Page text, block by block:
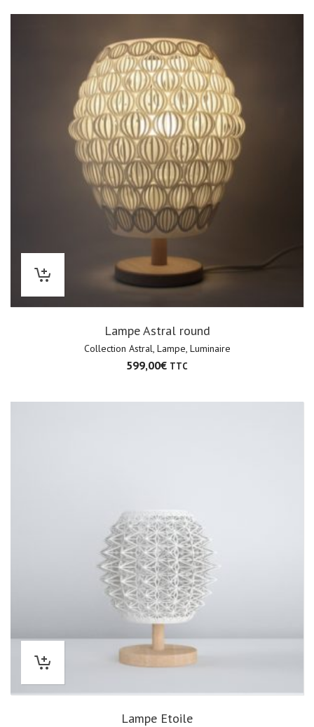
Lampe Astral round
Collection Astral, Lampe, Luminaire
599,00€ TTC
Lampe Etoile